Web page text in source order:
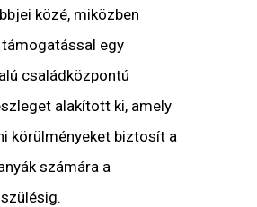
közé, miközben
egy
családközpontú
alakított ki, amely
körülményeket biztosít a
számára a